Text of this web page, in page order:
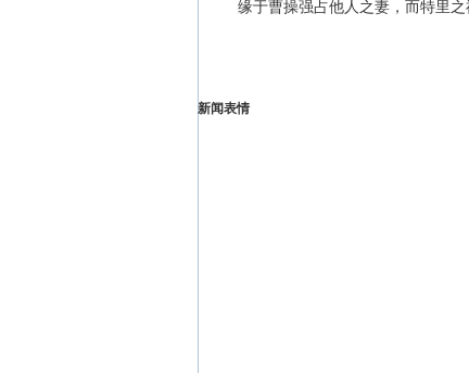
缘于曹操强占他人之妻，而特里
新闻表情